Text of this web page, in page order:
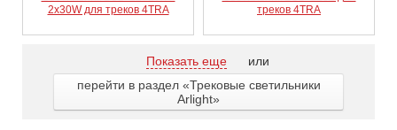
2x30W для треков 4TRA
треков 4TRA
Показать еще
или
перейти в раздел «Трековые светильники
Arlight»